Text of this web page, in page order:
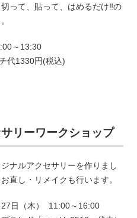
って、貼って、はめるだけ‼️の
～13:30
代1330円(税込)
リーワークショップ
ナルアクセサリーを作りまし
直し・リメイクも行います。
27日（木） 11:00～16:00